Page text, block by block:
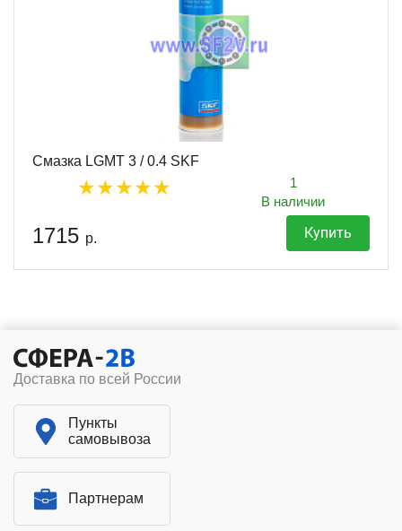
Смазка LGMT 3 / 0.4 SKF
1
В наличии
1715 р. Купить
Доставка по всей России
Пункты
самовывоза
Партнерам